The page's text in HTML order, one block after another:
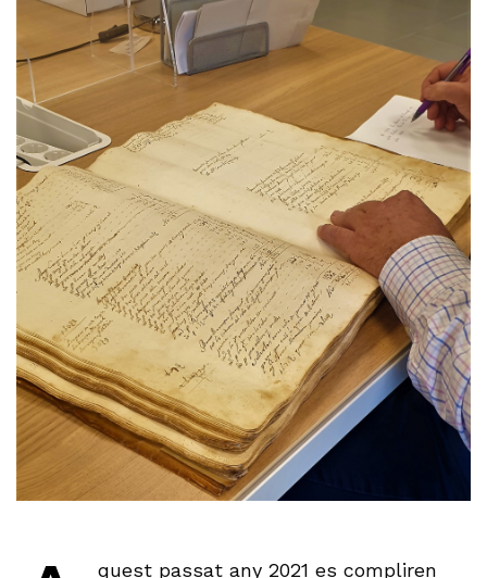
quest passat any 2021 es compliren